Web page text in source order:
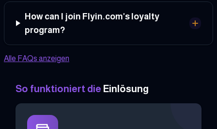
How can I join Flyin.com's loyalty
program?
Alle FAQs anzeigen
So funktioniert die Einlösung